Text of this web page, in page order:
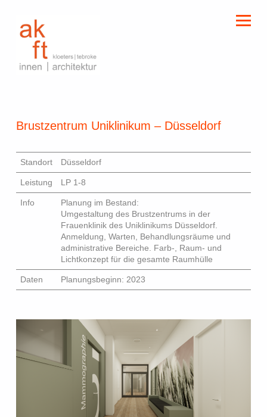
Brustzentrum Uniklinikum – Düsseldorf
Standort Düsseldorf
Leistung LP 1-8
Info
Planung im Bestand:
Umgestaltung des Brustzentrums in der
Frauenklinik des Uniklinikums Düsseldorf.
Anmeldung, Warten, Behandlungsräume und
administrative Bereiche. Farb-, Raum- und
Lichtkonzept für die gesamte Raumhülle
Daten Planungsbeginn: 2023